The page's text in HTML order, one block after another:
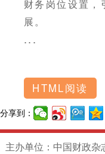
财务岗位设置，
展。
...
HTML阅读
分享到：
主办单位：中国财政杂